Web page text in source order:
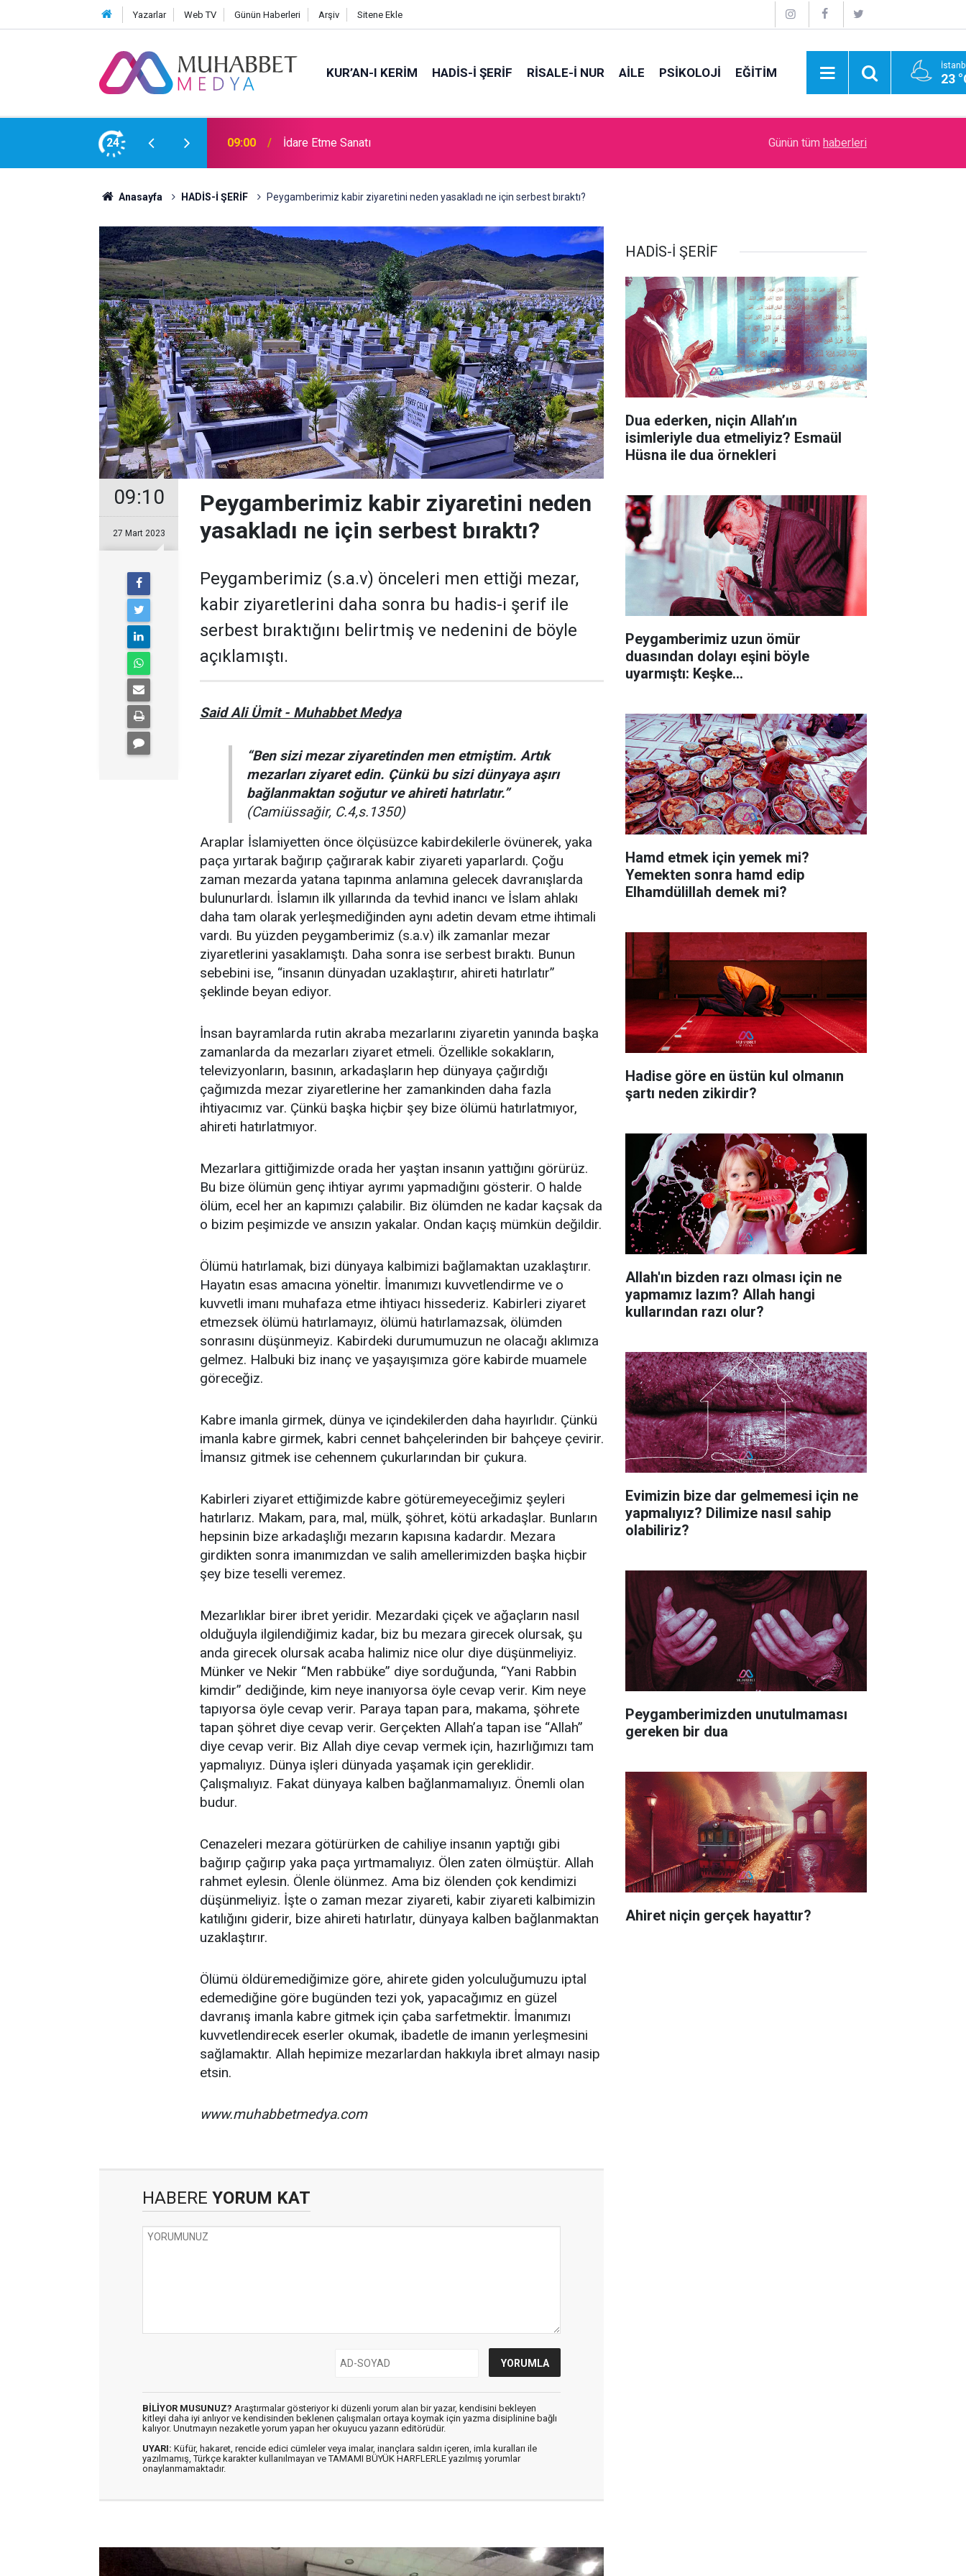
Yazarlar Web TV Günün Haberleri Arşiv Sitene Ekle
KUR’AN-I KERİM HADİS-İ ŞERİF RİSALE-İ NUR AİLE PSİKOLOJİ EĞİTİM 23
24 09:00 İdare Etme Sanatı Bir can kardeşin ardından…
Günün tüm haberleri
Anasayfa HADİS-İ ŞERİF Peygamberimiz kabir ziyaretini neden yasakladı ne için serbest bıraktı?
09:10
27 Mart 2023
Peygamberimiz kabir ziyaretini neden
yasakladı ne için serbest bıraktı?
Peygamberimiz (s.a.v) önceleri men ettiği mezar,
kabir ziyaretlerini daha sonra bu hadis-i şerif ile
serbest bıraktığını belirtmiş ve nedenini de böyle
açıklamıştı.
Said Ali Ümit - Muhabbet Medya
“Ben sizi mezar ziyaretinden men etmiştim. Artık
mezarları ziyaret edin. Çünkü bu sizi dünyaya aşırı
bağlanmaktan soğutur ve ahireti hatırlatır.”
(Camiüssağir, C.4,s.1350)
Araplar İslamiyetten önce ölçüsüzce kabirdekilerle övünerek, yaka
paça yırtarak bağırıp çağırarak kabir ziyareti yaparlardı. Çoğu
zaman mezarda yatana tapınma anlamına gelecek davranışlarda
bulunurlardı. İslamın ilk yıllarında da tevhid inancı ve İslam ahlakı
daha tam olarak yerleşmediğinden aynı adetin devam etme ihtimali
vardı. Bu yüzden peygamberimiz (s.a.v) ilk zamanlar mezar
ziyaretlerini yasaklamıştı. Daha sonra ise serbest bıraktı. Bunun
sebebini ise, “insanın dünyadan uzaklaştırır, ahireti hatırlatır”
şeklinde beyan ediyor.
İnsan bayramlarda rutin akraba mezarlarını ziyaretin yanında başka
zamanlarda da mezarları ziyaret etmeli. Özellikle sokakların,
televizyonların, basının, arkadaşların hep dünyaya çağırdığı
çağımızda mezar ziyaretlerine her zamankinden daha fazla
ihtiyacımız var. Çünkü başka hiçbir şey bize ölümü hatırlatmıyor,
ahireti hatırlatmıyor.
Mezarlara gittiğimizde orada her yaştan insanın yattığını görürüz.
Bu bize ölümün genç ihtiyar ayrımı yapmadığını gösterir. O halde
ölüm, ecel her an kapımızı çalabilir. Biz ölümden ne kadar kaçsak da
o bizim peşimizde ve ansızın yakalar. Ondan kaçış mümkün değildir.
Ölümü hatırlamak, bizi dünyaya kalbimizi bağlamaktan uzaklaştırır.
Hayatın esas amacına yöneltir. İmanımızı kuvvetlendirme ve o
kuvvetli imanı muhafaza etme ihtiyacı hissederiz. Kabirleri ziyaret
etmezsek ölümü hatırlamayız, ölümü hatırlamazsak, ölümden
sonrasını düşünmeyiz. Kabirdeki durumumuzun ne olacağı aklımıza
gelmez. Halbuki biz inanç ve yaşayışımıza göre kabirde muamele
göreceğiz.
Kabre imanla girmek, dünya ve içindekilerden daha hayırlıdır. Çünkü
imanla kabre girmek, kabri cennet bahçelerinden bir bahçeye çevirir.
İmansız gitmek ise cehennem çukurlarından bir çukura.
Kabirleri ziyaret ettiğimizde kabre götüremeyeceğimiz şeyleri
hatırlarız. Makam, para, mal, mülk, şöhret, kötü arkadaşlar. Bunların
hepsinin bize arkadaşlığı mezarın kapısına kadardır. Mezara
girdikten sonra imanımızdan ve salih amellerimizden başka hiçbir
şey bize teselli veremez.
Mezarlıklar birer ibret yeridir. Mezardaki çiçek ve ağaçların nasıl
olduğuyla ilgilendiğimiz kadar, biz bu mezara girecek olursak, şu
anda girecek olursak acaba halimiz nice olur diye düşünmeliyiz.
Münker ve Nekir “Men rabbüke” diye sorduğunda, “Yani Rabbin
kimdir” dediğinde, kim neye inanıyorsa öyle cevap verir. Kim neye
tapıyorsa öyle cevap verir. Paraya tapan para, makama, şöhrete
tapan şöhret diye cevap verir. Gerçekten Allah’a tapan ise “Allah”
diye cevap verir. Biz Allah diye cevap vermek için, hazırlığımızı tam
yapmalıyız. Dünya işleri dünyada yaşamak için gereklidir.
Çalışmalıyız. Fakat dünyaya kalben bağlanmamalıyız. Önemli olan
budur.
Cenazeleri mezara götürürken de cahiliye insanın yaptığı gibi
bağırıp çağırıp yaka paça yırtmamalıyız. Ölen zaten ölmüştür. Allah
rahmet eylesin. Ölenle ölünmez. Ama biz ölenden çok kendimizi
düşünmeliyiz. İşte o zaman mezar ziyareti, kabir ziyareti kalbimizin
katılığını giderir, bize ahireti hatırlatır, dünyaya kalben bağlanmaktan
uzaklaştırır.
Ölümü öldüremediğimize göre, ahirete giden yolculuğumuzu iptal
edemediğine göre bugünden tezi yok, yapacağımız en güzel
davranış imanla kabre gitmek için çaba sarfetmektir. İmanımızı
kuvvetlendirecek eserler okumak, ibadetle de imanın yerleşmesini
sağlamaktır. Allah hepimize mezarlardan hakkıyla ibret almayı nasip
etsin.
www.muhabbetmedya.com
HABERE YORUM KAT
BİLİYOR MUSUNUZ? Araştırmalar gösteriyor ki düzenli yorum alan bir yazar, kendisini bekleyen
kitleyi daha iyi anlıyor ve kendisinden beklenen çalışmaları ortaya koymak için yazma disiplinine bağlı
kalıyor. Unutmayın nezaketle yorum yapan her okuyucu yazarın editörüdür.
UYARI: Küfür, hakaret, rencide edici cümleler veya imalar, inançlara saldırı içeren, imla kuralları ile
yazılmamış, Türkçe karakter kullanılmayan ve TAMAMI BÜYÜK HARFLERLE yazılmış yorumlar
onaylanmamaktadır.
HADİS-İ ŞERİF
Dua ederken, niçin Allah’ın
isimleriyle dua etmeliyiz? Esmaül
Hüsna ile dua örnekleri
Peygamberimiz uzun ömür
duasından dolayı eşini böyle
uyarmıştı: Keşke…
Hamd etmek için yemek mi?
Yemekten sonra hamd edip
Elhamdülillah demek mi?
Hadise göre en üstün kul olmanın
şartı neden zikirdir?
Allah'ın bizden razı olması için ne
yapmamız lazım? Allah hangi
kullarından razı olur?
Evimizin bize dar gelmemesi için ne
yapmalıyız? Dilimize nasıl sahip
olabiliriz?
Peygamberimizden unutulmaması
gereken bir dua
Ahiret niçin gerçek hayattır?